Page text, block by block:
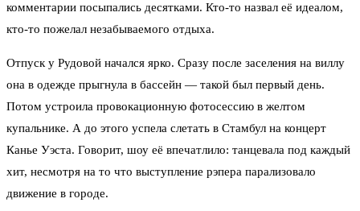
комментарии посыпались десятками. Кто-то назвал её идеалом,
кто-то пожелал незабываемого отдыха.
Отпуск у Рудовой начался ярко. Сразу после заселения на виллу
она в одежде прыгнула в бассейн — такой был первый день.
Потом устроила провокационную фотосессию в желтом
купальнике. А до этого успела слетать в Стамбул на концерт
Канье Уэста. Говорит, шоу её впечатлило: танцевала под каждый
хит, несмотря на то что выступление рэпера парализовало
движение в городе.